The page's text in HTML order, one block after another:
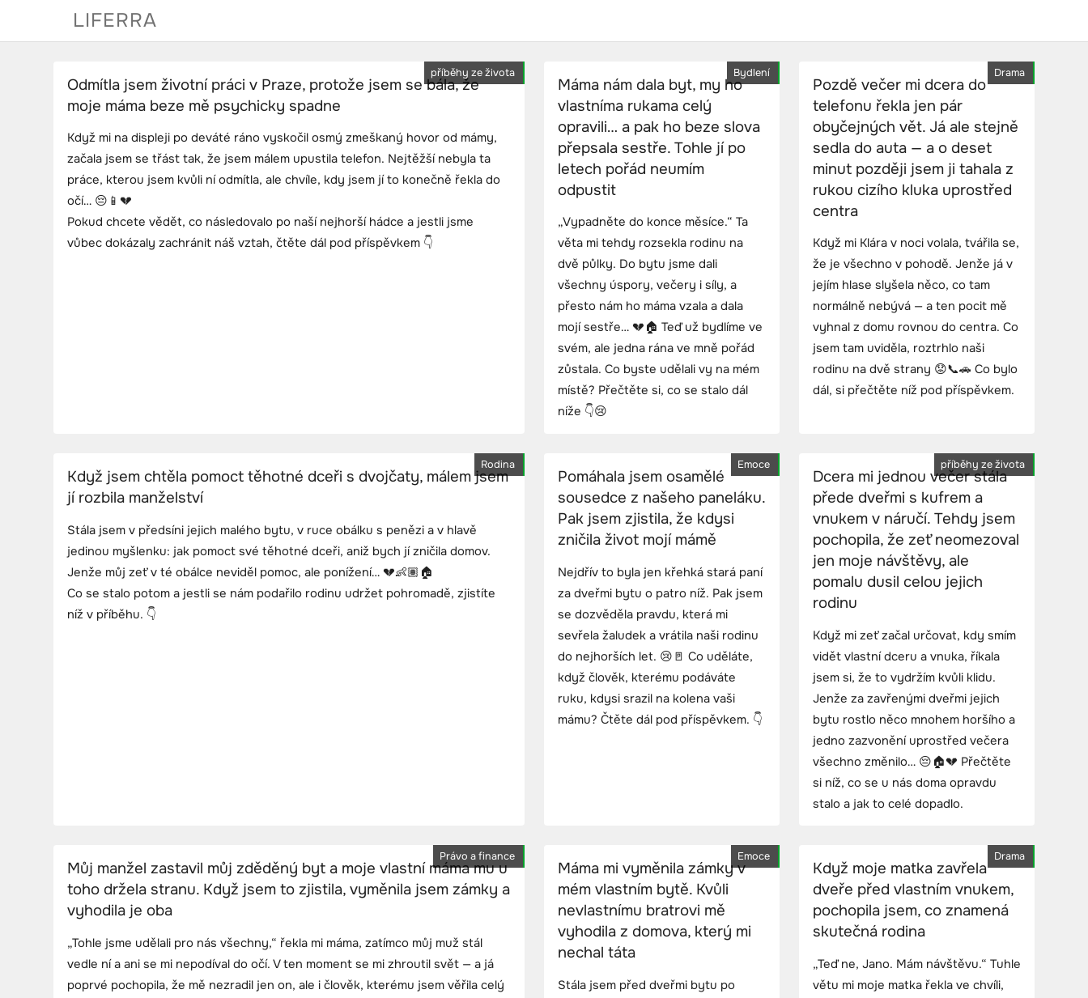
LIFERRA
příběhy ze života
Odmítla jsem životní práci v Praze, protože jsem se bála, že
moje máma beze mě psychicky spadne
Když mi na displeji po deváté ráno vyskočil osmý zmeškaný hovor od mámy,
začala jsem se třást tak, že jsem málem upustila telefon. Nejtěžší nebyla ta
práce, kterou jsem kvůli ní odmítla, ale chvíle, kdy jsem jí to konečně řekla do
očí… 😔📱💔
Pokud chcete vědět, co následovalo po naší nejhorší hádce a jestli jsme
vůbec dokázaly zachránit náš vztah, čtěte dál pod příspěvkem 👇
Bydlení
Máma nám dala byt, my ho
vlastníma rukama celý
opravili… a pak ho beze slova
přepsala sestře. Tohle jí po
letech pořád neumím
odpustit
„Vypadněte do konce měsíce.“ Ta
věta mi tehdy rozsekla rodinu na
dvě půlky. Do bytu jsme dali
všechny úspory, večery i síly, a
přesto nám ho máma vzala a dala
mojí sestře… 💔🏠 Teď už bydlíme ve
svém, ale jedna rána ve mně pořád
zůstala. Co byste udělali vy na mém
místě? Přečtěte si, co se stalo dál
níže 👇😢
Drama
Pozdě večer mi dcera do
telefonu řekla jen pár
obyčejných vět. Já ale stejně
sedla do auta — a o deset
minut později jsem ji tahala z
rukou cizího kluka uprostřed
centra
Když mi Klára v noci volala, tvářila se,
že je všechno v pohodě. Jenže já v
jejím hlase slyšela něco, co tam
normálně nebývá — a ten pocit mě
vyhnal z domu rovnou do centra. Co
jsem tam uviděla, roztrhlo naši
rodinu na dvě strany 😟📞🚗 Co bylo
dál, si přečtěte níž pod příspěvkem.
Rodina
Když jsem chtěla pomoct těhotné dceři s dvojčaty, málem jsem
jí rozbila manželství
Stála jsem v předsíni jejich malého bytu, v ruce obálku s penězi a v hlavě
jedinou myšlenku: jak pomoct své těhotné dceři, aniž bych jí zničila domov.
Jenže můj zeť v té obálce neviděl pomoc, ale ponížení… 💔👶🏽🏠
Co se stalo potom a jestli se nám podařilo rodinu udržet pohromadě, zjistíte
níž v příběhu. 👇
Emoce
Pomáhala jsem osamělé
sousedce z našeho paneláku.
Pak jsem zjistila, že kdysi
zničila život mojí mámě
Nejdřív to byla jen křehká stará paní
za dveřmi bytu o patro níž. Pak jsem
se dozvěděla pravdu, která mi
sevřela žaludek a vrátila naši rodinu
do nejhorších let. 😢🚪 Co uděláte,
když člověk, kterému podáváte
ruku, kdysi srazil na kolena vaši
mámu? Čtěte dál pod příspěvkem. 👇
příběhy ze života
Dcera mi jednou večer stála
přede dveřmi s kufrem a
vnukem v náručí. Tehdy jsem
pochopila, že zeť neomezoval
jen moje návštěvy, ale
pomalu dusil celou jejich
rodinu
Když mi zeť začal určovat, kdy smím
vidět vlastní dceru a vnuka, říkala
jsem si, že to vydržím kvůli klidu.
Jenže za zavřenými dveřmi jejich
bytu rostlo něco mnohem horšího a
jedno zazvonění uprostřed večera
všechno změnilo… 😔🏠💔 Přečtěte
si níž, co se u nás doma opravdu
stalo a jak to celé dopadlo.
Právo a finance
Můj manžel zastavil můj zděděný byt a moje vlastní máma mu u
toho držela stranu. Když jsem to zjistila, vyměnila jsem zámky a
vyhodila je oba
„Tohle jsme udělali pro nás všechny,“ řekla mi máma, zatímco můj muž stál
vedle ní a ani se mi nepodíval do očí. V ten moment se mi zhroutil svět — a já
poprvé pochopila, že mě nezradil jen on, ale i člověk, kterému jsem věřila celý
Emoce
Máma mi vyměnila zámky v
mém vlastním bytě. Kvůli
nevlastnímu bratrovi mě
vyhodila z domova, který mi
nechal táta
Stála jsem před dveřmi bytu po
Drama
Když moje matka zavřela
dveře před vlastním vnukem,
pochopila jsem, co znamená
skutečná rodina
„Teď ne, Jano. Mám návštěvu.“ Tuhle
větu mi moje matka řekla ve chvíli,